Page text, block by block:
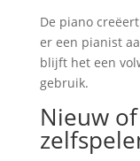
De piano
er een pianist
blijft het een
gebruik.
Nieuw